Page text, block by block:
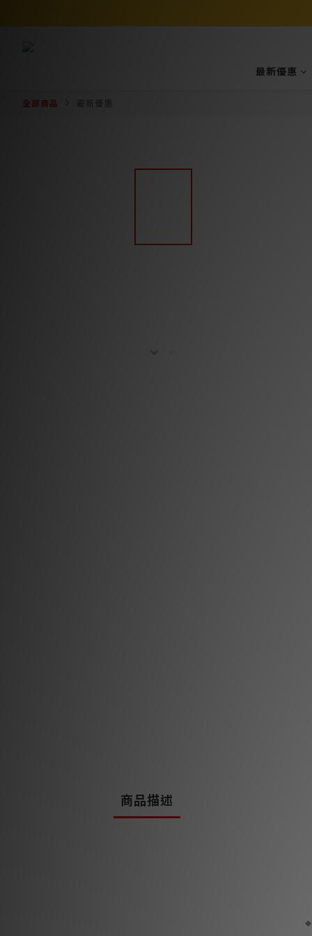
最新優惠
全部商品 最新優惠
商品描述